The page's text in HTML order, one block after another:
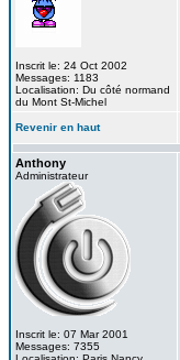
Inscrit le: 24 Oct 2002
Messages: 1183
Localisation: Du côté normand
du Mont St-Michel
Revenir en haut
Anthony
Administrateur
Inscrit le: 07 Mar 2001
Messages: 7355